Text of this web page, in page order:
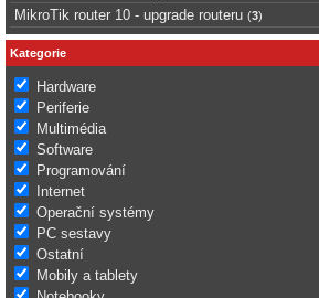
MikroTik router 10 - upgrade routeru (3)
Kategorie
Hardware
Periferie
Multimédia
Software
Programování
Internet
Operační systémy
PC sestavy
Ostatní
Mobily a tablety